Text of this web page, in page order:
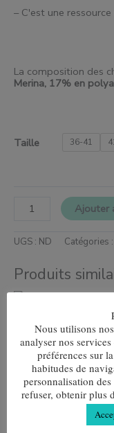
– C'est une
La composition des
Merina, 17% en
Taille 36-41
Ajouter
UGS : ND Catégories :
Produits
€
Choix des options
Nous utilisons
analyser nos
préférences sur
habitudes de
personnalisation
refuser, obtenir plus